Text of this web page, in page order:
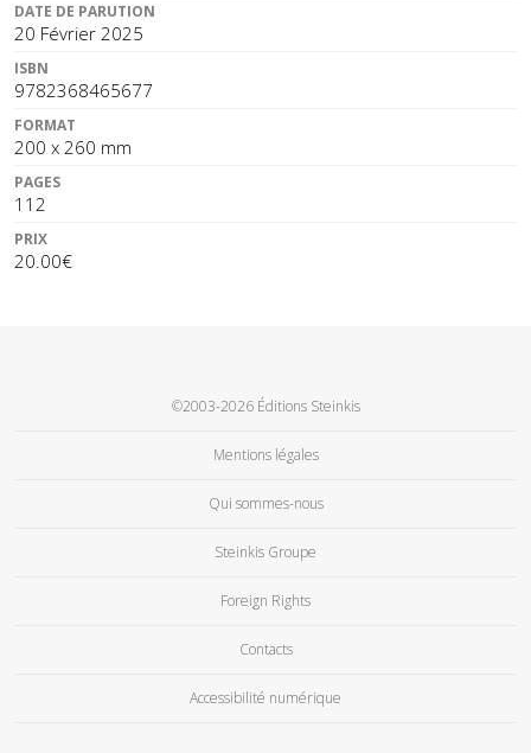
DATE DE PARUTION
20 Février 2025
ISBN
9782368465677
FORMAT
200 x 260 mm
PAGES
112
PRIX
20.00€
©2003-2026 Éditions Steinkis
Mentions légales
Qui sommes-nous
Steinkis Groupe
Foreign Rights
Contacts
Accessibilité numérique